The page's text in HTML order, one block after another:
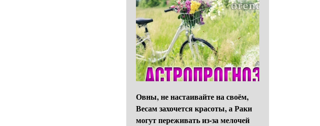
Овны, не настаивайте на своём,
Весам захочется красоты, а Раки
могут переживать из-за мелочей